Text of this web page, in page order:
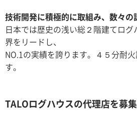
技術開発に積極的に取組み、数々の
日本では歴史の浅い総２階建てロ
界をリードし、
NO.1の実績を誇ります。４５分耐
す。
TALOログハウスの代理店を募